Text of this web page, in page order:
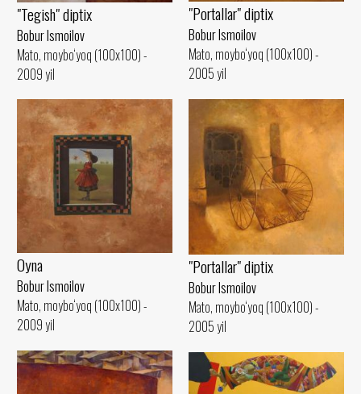
"Tegish" diptix
Bobur Ismoilov
Mato, moybo‘yoq (100x100) -
2009 yil
"Portallar" diptix
Bobur Ismoilov
Mato, moybo‘yoq (100x100) -
2005 yil
"Portallar" diptix
Bobur Ismoilov
Mato, moybo‘yoq (100x100) -
2005 yil
Oyna
Bobur Ismoilov
Mato, moybo‘yoq (100x100) -
2009 yil